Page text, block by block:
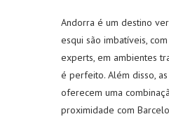
Andorra é um destino
esqui são imbatíveis,
experts, em ambientes
é perfeito. Além disso,
oferecem uma
proximidade com